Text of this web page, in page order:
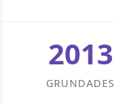
2013
GRUNDADES